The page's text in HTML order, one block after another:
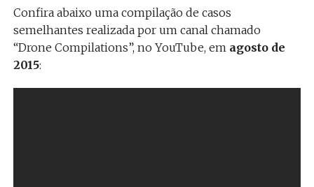
Confira abaixo uma compilação de casos
semelhantes realizada por um canal chamado
“Drone Compilations”, no YouTube, em agosto de
2015: